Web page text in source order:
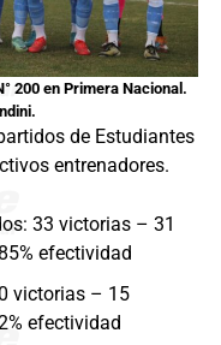
200 en Primera Nacional .
de Estudiantes
entrenadores.
33 victorias – 31
efectividad
victorias – 15
efectividad